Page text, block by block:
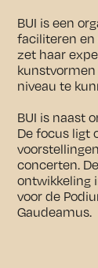
BUI is een
faciliteren en
zet haar
niveau te
BUI is naast
De focus ligt
concerten.
ontwikkeling
voor de
Gaudeamus.